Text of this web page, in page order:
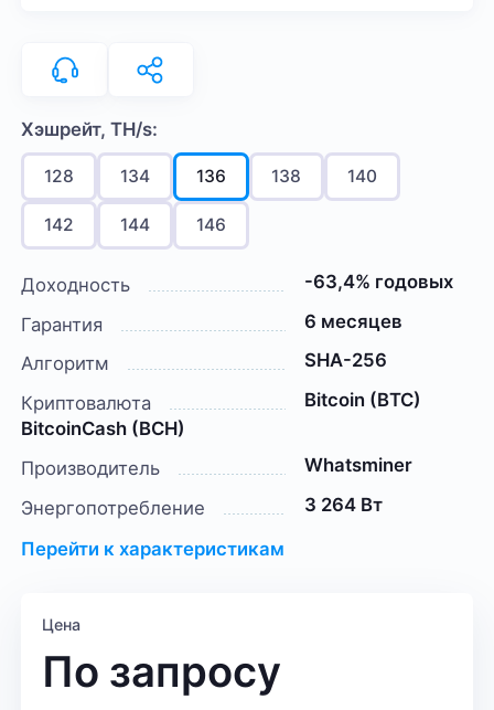
Хэшрейт, TH/s:
128 134 136 138 140
142 144 146
Доходность
-63,4% годовых
Гарантия
6 месяцев
Алгоритм
SHA-256
Криптовалюта
Bitcoin (BTC)
BitcoinCash (BCH)
Производитель
Whatsminer
Энергопотребление
3 264 Вт
Перейти к характеристикам
Цена
По запросу